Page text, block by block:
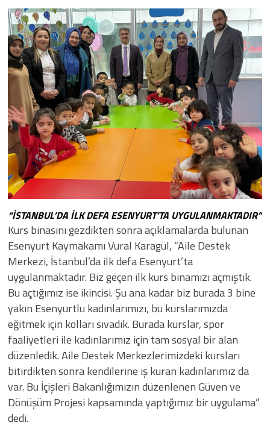
“İSTANBUL’DA İLK DEFA ESENYURT’TA UYGULANMAKTADIR”
Kurs binasını gezdikten sonra açıklamalarda bulunan
Esenyurt Kaymakamı Vural Karagül, “Aile Destek
Merkezi, İstanbul’da ilk defa Esenyurt’ta
uygulanmaktadır. Biz geçen ilk kurs binamızı açmıştık.
Bu açtığımız ise ikincisi. Şu ana kadar biz burada 3 bine
yakın Esenyurtlu kadınlarımızı, bu kurslarımızda
eğitmek için kolları sıvadık. Burada kurslar, spor
faaliyetleri ile kadınlarımız için tam sosyal bir alan
düzenledik. Aile Destek Merkezlerimizdeki kursları
bitirdikten sonra kendilerine iş kuran kadınlarımız da
var. Bu İçişleri Bakanlığımızın düzenlenen Güven ve
Dönüşüm Projesi kapsamında yaptığımız bir uygulama”
dedi.